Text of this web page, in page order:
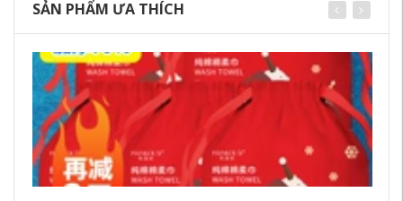
SẢN PHẨM ƯA THÍCH